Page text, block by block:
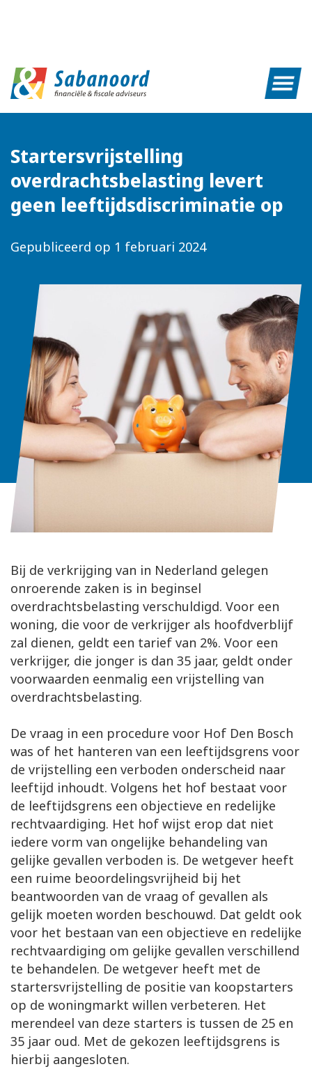
Startersvrijstelling
overdrachtsbelasting levert
geen leeftijdsdiscriminatie op
Gepubliceerd op 1 februari 2024
Bij de verkrijging van in Nederland gelegen
onroerende zaken is in beginsel
overdrachtsbelasting verschuldigd. Voor een
woning, die voor de verkrijger als hoofdverblijf
zal dienen, geldt een tarief van 2%. Voor een
verkrijger, die jonger is dan 35 jaar, geldt onder
voorwaarden eenmalig een vrijstelling van
overdrachtsbelasting.
De vraag in een procedure voor Hof Den Bosch
was of het hanteren van een leeftijdsgrens voor
de vrijstelling een verboden onderscheid naar
leeftijd inhoudt. Volgens het hof bestaat voor
de leeftijdsgrens een objectieve en redelijke
rechtvaardiging. Het hof wijst erop dat niet
iedere vorm van ongelijke behandeling van
gelijke gevallen verboden is. De wetgever heeft
een ruime beoordelingsvrijheid bij het
beantwoorden van de vraag of gevallen als
gelijk moeten worden beschouwd. Dat geldt ook
voor het bestaan van een objectieve en redelijke
rechtvaardiging om gelijke gevallen verschillend
te behandelen. De wetgever heeft met de
startersvrijstelling de positie van koopstarters
op de woningmarkt willen verbeteren. Het
merendeel van deze starters is tussen de 25 en
35 jaar oud. Met de gekozen leeftijdsgrens is
hierbij aangesloten.